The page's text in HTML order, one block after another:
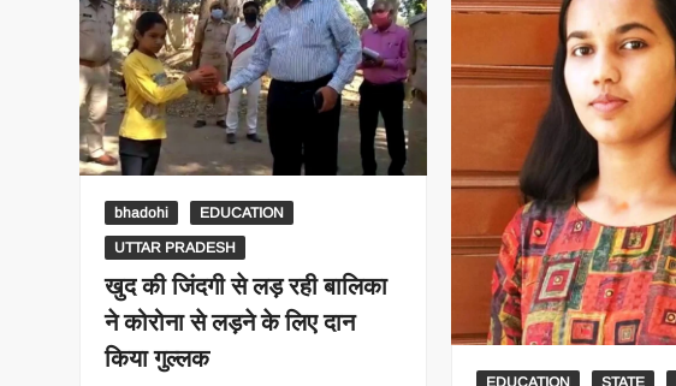
bhadohi EDUCATION
UTTAR PRADESH
खुद की जिंदगी से लड़ रही बालिका
ने कोरोना से लड़ने के लिए दान
किया गुल्लक